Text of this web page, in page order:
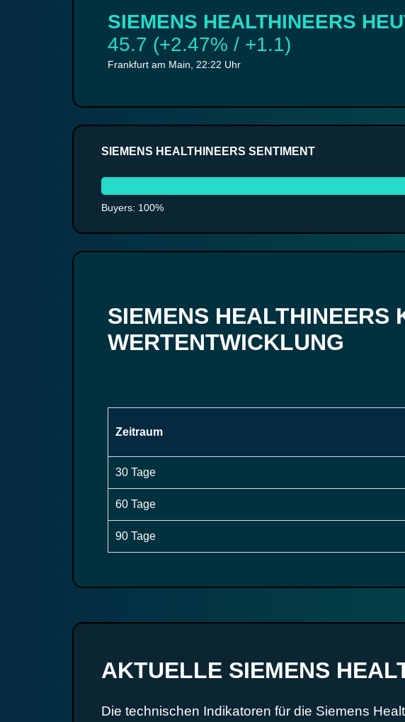
SIEMENS HEALTHINEERS
45.7 (+2.47% / +1.1)
Frankfurt am Main, 22:22 Uhr
SIEMENS HEALTHINEERS SENTIMENT
Buyers: 100%
SIEMENS HEALTHINEERS
WERTENTWICKLUNG
Zeitraum
30 Tage
60 Tage
90 Tage
AKTUELLE SIEMENS
Die technischen Indikatoren für die Siemens